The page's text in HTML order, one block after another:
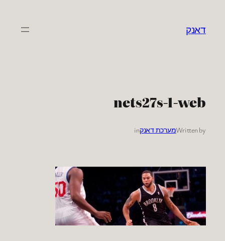
דאנק
nets27s-1-web
Written byמערכת דאנקin